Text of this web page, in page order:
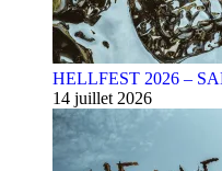
HELLFEST 2026 –
14 juillet 2026